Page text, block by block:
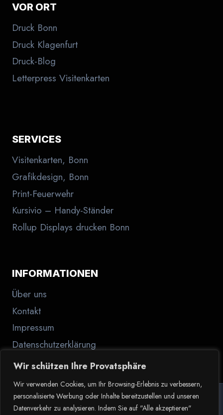
Wir schützen Ihre Provatsphäre
Wir verwenden Cookies, um Ihr Browsing-Erlebnis zu verbessern,
personalisierte Werbung oder Inhalte bereitzustellen und unseren
Datenverkehr zu analysieren. Indem Sie auf "Alle akzeptieren"
VOR ORT
Druck Bonn
Druck Klagenfurt
Druck-Blog
Letterpress Visitenkarten
SERVICES
Visitenkarten, Bonn
Grafikdesign, Bonn
Print-Feuerwehr
Kursivio – Handy-Ständer
Rollup Displays drucken Bonn
INFORMATIONEN
Über uns
Kontakt
Impressum
Datenschutzerklärung